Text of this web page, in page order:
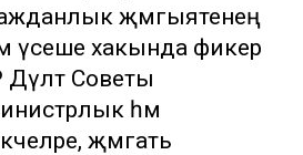
җәмгыятенең
үсеше хакында фикер
Советы
һәм
җәмәгать